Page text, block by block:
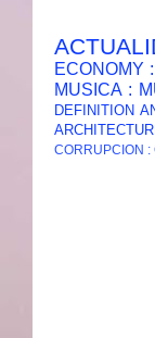
ECONOMY
MUSICA :
DEFINITION
CORRUPCION :